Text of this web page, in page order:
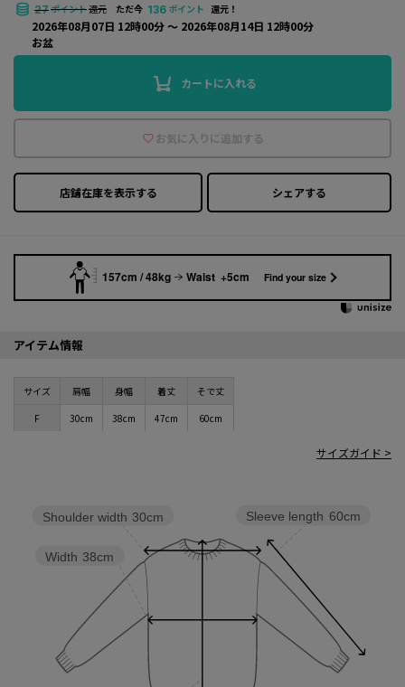
27ポイント還元 ただ今 136 ポイント 還元！
2026年08月07日 12時00分 〜 2026年08月14日 12時00分
お盆
カートに入れる
お気に入りに追加する
店鋪在庫を表示する シェアする
157cm / 48kg Waist +5cm Find your size
アイテム情報
サイズ 肩幅 身幅 着丈
そで丈
F
30cm 38cm 47cm 60cm
サイズガイド >
Sleeve length 60cm
Width 38cm
Shoulder width 30cm